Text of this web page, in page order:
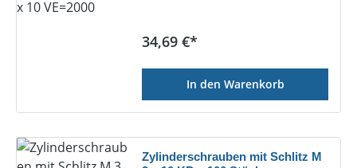
Regulärer Preis:
34,69 €*
In den Warenkorb
Zylinderschrauben mit Schlitz M